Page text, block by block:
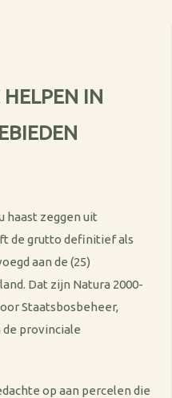
HELPEN IN
haast zeggen uit
de grutto definitief als
aan de (25)
Dat zijn Natura 2000-
Staatsbosbeheer,
provinciale
op aan percelen die